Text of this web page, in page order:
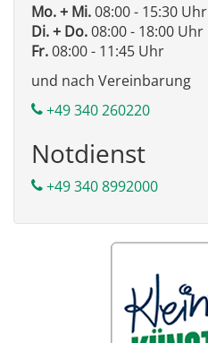
Mo. + Mi.08:00 - 15:30 Uhr
Di. + Do.08:00 - 18:00 Uhr
Fr.08:00 - 11:45 Uhr
und nach Vereinbarung
+49 340 260220
Notdienst
+49 340 8992000